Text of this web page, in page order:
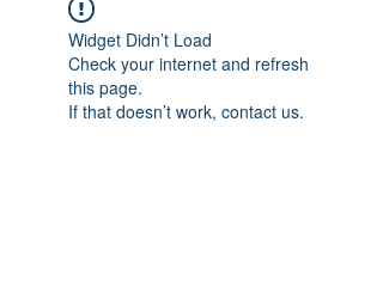
Widget Didn’t Load
Check your internet and refresh
this page.
If that doesn’t work, contact us.